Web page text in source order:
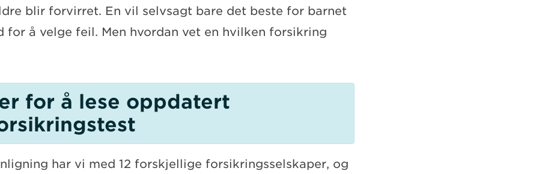
blir forvirret. En vil selvsagt bare det beste for barnet
for å velge feil. Men hvordan vet en hvilken forsikring
for å lese oppdatert
har vi med 12 forskjellige forsikringsselskaper, og